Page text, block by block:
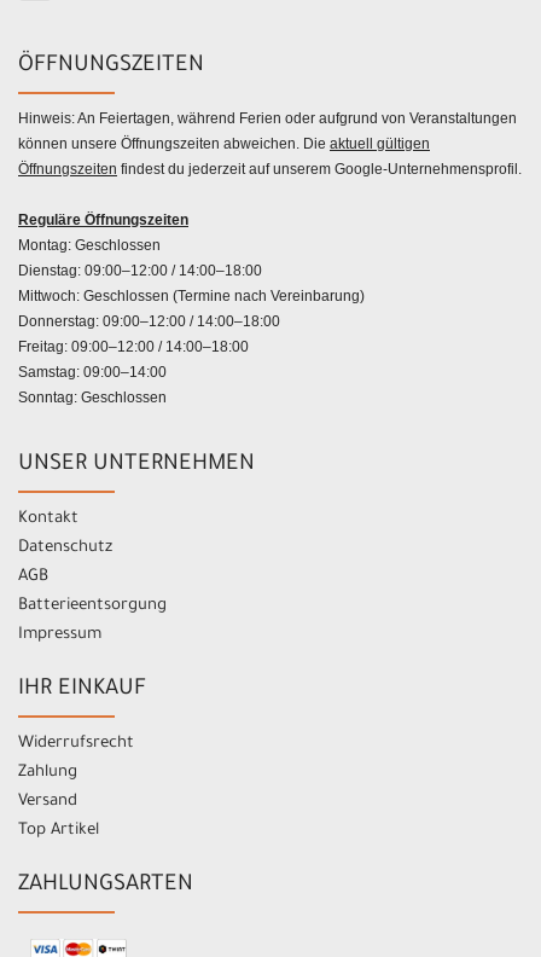
ÖFFNUNGSZEITEN
Hinweis: An Feiertagen, während Ferien oder aufgrund von Veranstaltungen
können unsere Öffnungszeiten abweichen. Die aktuell gültigen
Öffnungszeiten findest du jederzeit auf unserem Google-Unternehmensprofil.
Reguläre Öffnungszeiten
Montag: Geschlossen
Dienstag: 09:00–12:00 / 14:00–18:00
Mittwoch: Geschlossen (Termine nach Vereinbarung)
Donnerstag: 09:00–12:00 / 14:00–18:00
Freitag: 09:00–12:00 / 14:00–18:00
Samstag: 09:00–14:00
Sonntag: Geschlossen
UNSER UNTERNEHMEN
Kontakt
Datenschutz
AGB
Batterieentsorgung
Impressum
IHR EINKAUF
Widerrufsrecht
Zahlung
Versand
Top Artikel
ZAHLUNGSARTEN